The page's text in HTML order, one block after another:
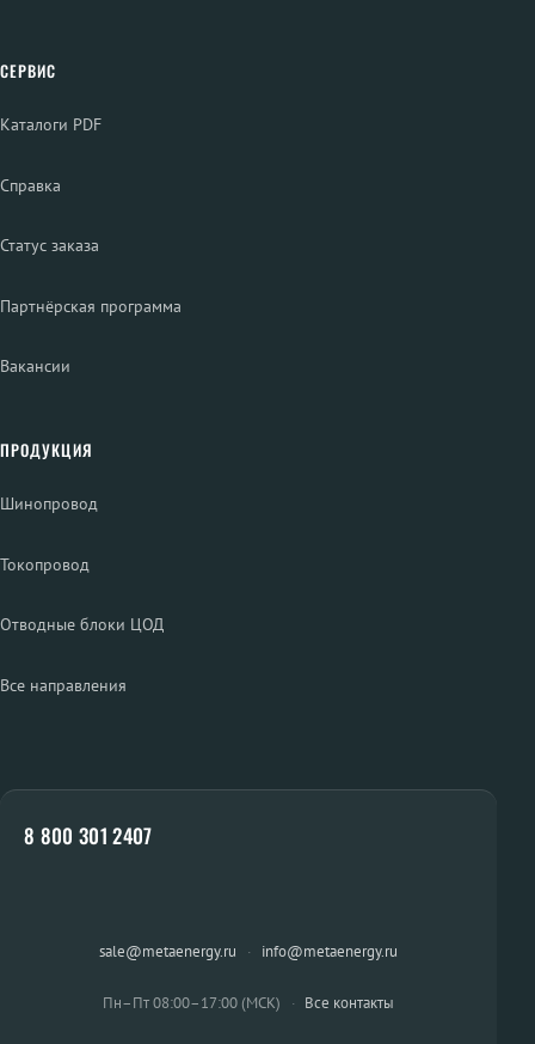
СЕРВИС
Каталоги PDF
Справка
Статус заказа
Партнёрская программа
Вакансии
ПРОДУКЦИЯ
Шинопровод
Токопровод
Отводные блоки ЦОД
Все направления
8 800 301 2407
sale@metaenergy.ru · info@metaenergy.ru
Пн–Пт 08:00–17:00 (МСК) · Все контакты